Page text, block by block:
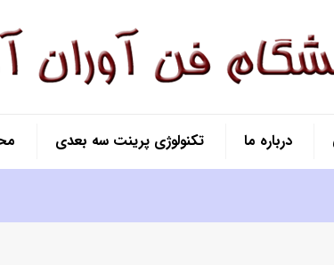
درباره ما تکنولوژی پرینت سه بعدی